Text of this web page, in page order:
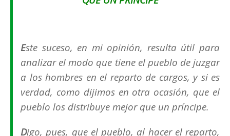
Este suceso, en mi opinión, resulta útil para
analizar el modo que tiene el pueblo de juzgar
a los hombres en el reparto de cargos, y si es
verdad, como dijimos en otra ocasión, que el
pueblo los distribuye mejor que un príncipe.
Digo, pues, que el pueblo, al hacer el reparto,